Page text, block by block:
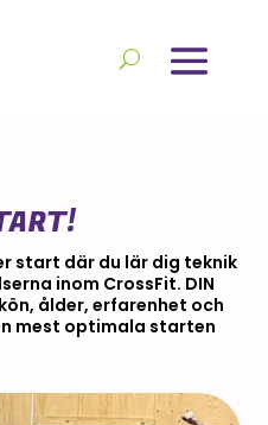
start där du lär dig teknik
inom CrossFit. DIN
ålder, erfarenhet och
mest optimala starten